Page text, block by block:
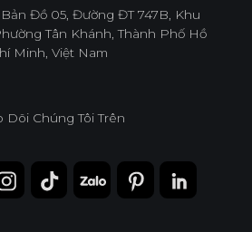
infoacc@ancuong.com
Bản Đồ 05, Đường ĐT 747B, Khu
Tân Khánh, Thành Phố Hồ
Minh, Việt Nam
Dõi Chúng Tôi Trên